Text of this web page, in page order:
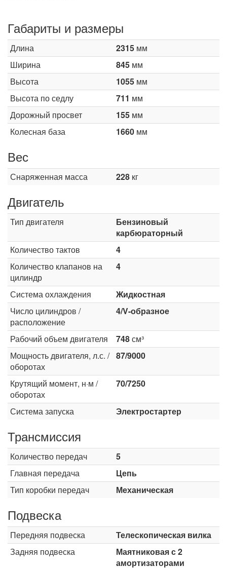
Габариты и размеры
Длина 2315 мм
Ширина
845 мм
Высота
1055 мм
Высота по седлу
711 мм
Дорожный просвет
155 мм
Колесная база
1660 мм
Вес
Снаряженная масса 228 кг
Двигатель
Тип двигателя
Бензиновый
карбюраторный
Количество тактов
4
Количество клапанов на
цилиндр
4
Система охлаждения
Жидкостная
Число цилиндров /
расположение
4/V-образное
Рабочий объем двигателя 748см³
Мощность двигателя, л.с. /
оборотах
87/9000
Крутящий момент, н·м /
оборотах
70/7250
Система запуска Электростартер
Трансмиссия
Количество передач
5
Главная передача
Цепь
Тип коробки передач
Механическая
Подвеска
Передняя подвеска
Телескопическая вилка
Задняя подвеска
Маятниковая с 2
амортизаторами